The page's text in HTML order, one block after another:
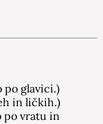
po glavici.)
in ličkih.)
po vratu in